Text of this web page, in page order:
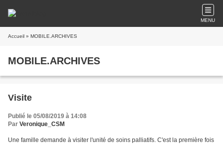
MENU
Accueil » MOBILE.ARCHIVES
MOBILE.ARCHIVES
Visite
Publié le 05/08/2019 à 14:08
Par Veronique_CSM
Une famille demande à visiter l'unité de soins palliatifs. C'est la première fois